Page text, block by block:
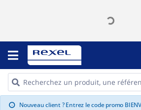
info Nouveau client ? Entrez le code promo